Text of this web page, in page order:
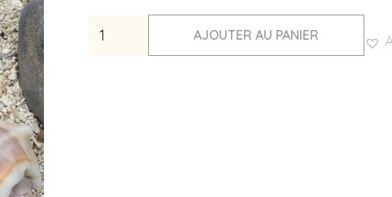
quantité
AJOUTER AU PANIER